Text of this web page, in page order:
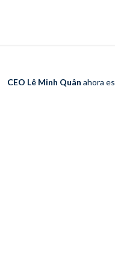
CEO Lê Minh Quân ahora